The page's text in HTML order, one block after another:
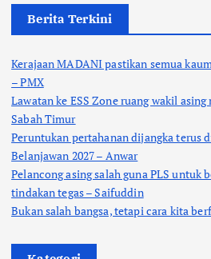
Berita Terkini
Kerajaan MADANI pastikan semua
– PMX
Lawatan ke ESS Zone ruang wakil
Sabah Timur
Peruntukan pertahanan dijangka terus
Belanjawan 2027 – Anwar
Pelancong asing salah guna PLS untuk
tindakan tegas – Saifuddin
Bukan salah bangsa, tetapi cara kita